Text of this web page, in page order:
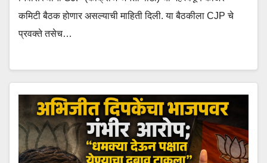
कमिटी बैठक होणार असल्याची माहिती दिली. या बैठकीला CJP चे
प्रवक्ते तसेच…